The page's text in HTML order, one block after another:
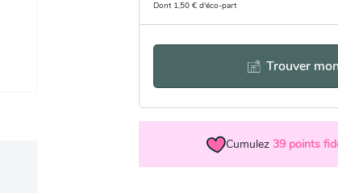
Dont 1,50 € d'éco-part
Trouver
Cumulez 39 points